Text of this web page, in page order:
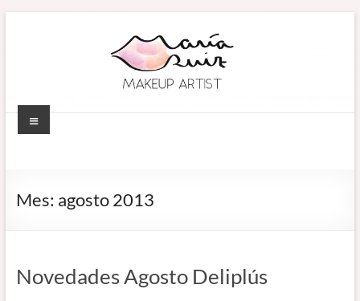
–
EN CÓRDOBA
(España).
automaquillaje.
Menú
Mes: agosto 2013
Novedades Agosto Deliplús